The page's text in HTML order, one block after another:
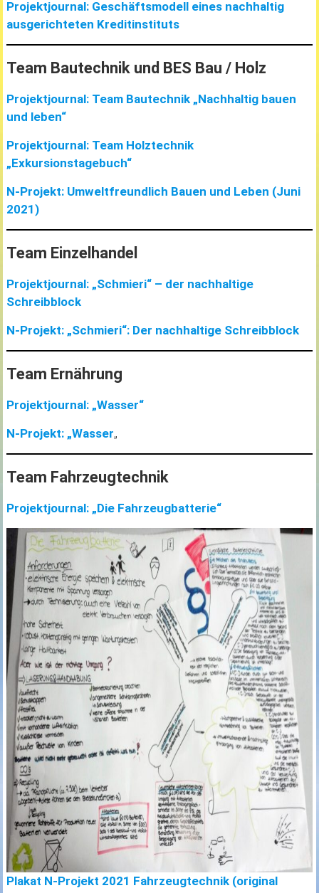
Projektjournal: Geschäftsmodell eines nachhaltig
ausgerichteten Kreditinstituts
Team Bautechnik und BES Bau / Holz
Projektjournal: Team Bautechnik „Nachhaltig bauen
und leben“
Projektjournal: Team Holztechnik
„Exkursionstagebuch“
N-Projekt: Umweltfreundlich Bauen und Leben (Juni
2021)
Team Einzelhandel
Projektjournal: „Schmieri“ – der nachhaltige
Schreibblock
N-Projekt: „Schmieri“: Der nachhaltige Schreibblock
Team Ernährung
Projektjournal: „Wasser“
N-Projekt: „Wasser„
Team Fahrzeugtechnik
Projektjournal: „Die Fahrzeugbatterie“
Plakat N-Projekt 2021 Fahrzeugtechnik (original